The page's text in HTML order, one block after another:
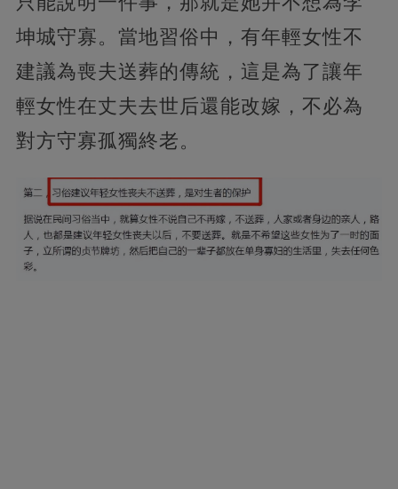
坤城守寡。當地習俗中，有年輕女性不
建議為喪夫送葬的傳統，這是為了讓年
輕女性在丈夫去世后還能改嫁，不必為
對方守寡孤獨終老。